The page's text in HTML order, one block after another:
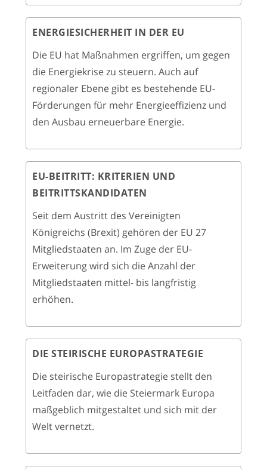
ENERGIESICHERHEIT IN DER EU
Die EU hat Maßnahmen ergriffen, um gegen
die Energiekrise zu steuern. Auch auf
regionaler Ebene gibt es bestehende EU-
Förderungen für mehr Energieeffizienz und
den Ausbau erneuerbare Energie.
EU-BEITRITT: KRITERIEN UND
BEITRITTSKANDIDATEN
Seit dem Austritt des Vereinigten
Königreichs (Brexit) gehören der EU 27
Mitgliedstaaten an. Im Zuge der EU-
Erweiterung wird sich die Anzahl der
Mitgliedstaaten mittel- bis langfristig
erhöhen.
DIE STEIRISCHE EUROPASTRATEGIE
Die steirische Europastrategie stellt den
Leitfaden dar, wie die Steiermark Europa
maßgeblich mitgestaltet und sich mit der
Welt vernetzt.